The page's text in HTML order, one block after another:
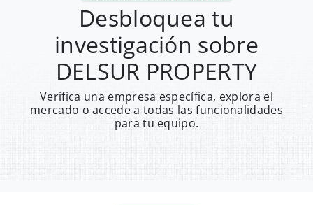
Desbloquea tu
investigación sobre
DELSUR PROPERTY
Verifica una empresa específica, explora el
mercado o accede a todas las funcionalidades
para tu equipo.